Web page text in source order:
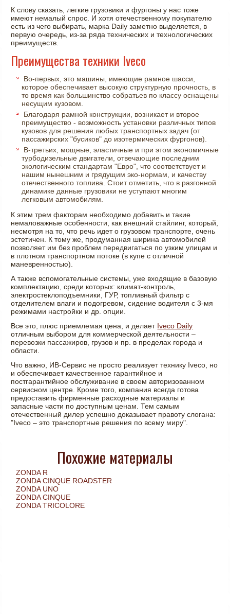
К слову сказать, легкие грузовики и фургоны у нас тоже
имеют немалый спрос. И хотя отечественному покупателю
есть из чего выбирать, марка Daily заметно выделяется, в
первую очередь, из-за ряда технических и технологических
преимуществ.
Преимущества техники Iveco
Во-первых, это машины, имеющие рамное шасси,
которое обеспечивает высокую структурную прочность, в
то время как большинство собратьев по классу оснащены
несущим кузовом.
Благодаря рамной конструкции, возникает и второе
преимущество - возможность установки различных типов
кузовов для решения любых транспортных задач (от
пассажирских "бусиков" до изотермических фургонов).
В-третьих, мощные, эластичные и при этом экономичные
турбодизельные двигатели, отвечающие последним
экологическим стандартам "Евро", что соответствует и
нашим нынешним и грядущим эко-нормам, и качеству
отечественного топлива. Стоит отметить, что в разгонной
динамике данные грузовики не уступают многим
легковым автомобилям.
К этим трем факторам необходимо добавить и такие
немаловажные особенности, как внешний стайлинг, который,
несмотря на то, что речь идет о грузовом транспорте, очень
эстетичен. К тому же, продуманная ширина автомобилей
позволяет им без проблем передвигаться по узким улицам и
в плотном транспортном потоке (в купе с отличной
маневренностью).
А также вспомогательные системы, уже входящие в базовую
комплектацию, среди которых: климат-контроль,
электростеклоподъемники, ГУР, топливный фильтр с
отделителем влаги и подогревом, сидение водителя с 3-мя
режимами настройки и др. опции.
Все это, плюс приемлемая цена, и делает Iveco Daily
отличным выбором для коммерческой деятельности –
перевозки пассажиров, грузов и пр. в пределах города и
области.
Что важно, ИВ-Сервис не просто реализует технику Iveco, но
и обеспечивает качественное гарантийное и
постгарантийное обслуживание в своем авторизованном
сервисном центре. Кроме того, компания всегда готова
предоставить фирменные расходные материалы и
запасные части по доступным ценам. Тем самым
отечественный дилер успешно доказывает правоту слогана:
"Iveco – это транспортные решения по всему миру".
Похожие материалы
ZONDA R
ZONDA CINQUE ROADSTER
ZONDA UNO
ZONDA CINQUE
ZONDA TRICOLORE